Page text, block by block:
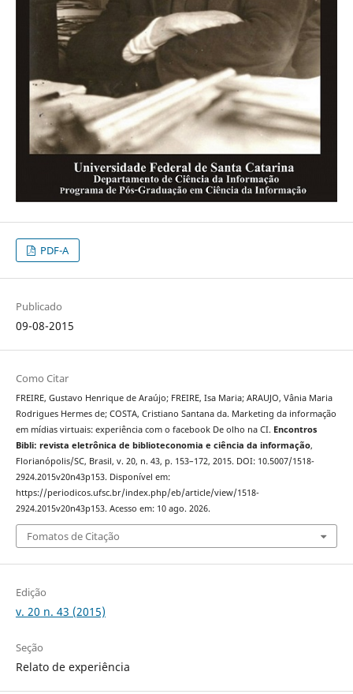
PDF-A
Publicado
09-08-2015
Como Citar
FREIRE, Gustavo Henrique de Araújo; FREIRE, Isa Maria; ARAUJO, Vânia Maria
Rodrigues Hermes de; COSTA, Cristiano Santana da. Marketing da informação
em mídias virtuais: experiência com o facebook De olho na CI. Encontros
Bibli: revista eletrônica de biblioteconomia e ciência da informação,
Florianópolis/SC, Brasil, v. 20, n. 43, p. 153–172, 2015. DOI: 10.5007/1518-
2924.2015v20n43p153. Disponível em:
https://periodicos.ufsc.br/index.php/eb/article/view/1518-
2924.2015v20n43p153. Acesso em: 10 ago. 2026.
Fomatos de Citação
Edição
v. 20 n. 43 (2015)
Seção
Relato de experiência